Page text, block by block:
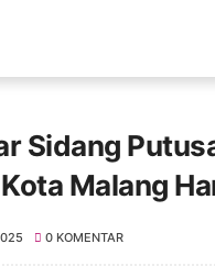
Sidang
Malang
0 KOMENTAR